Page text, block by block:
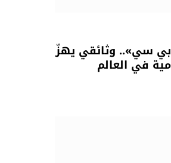
سي».. وثائقي يهزّ
في العالم